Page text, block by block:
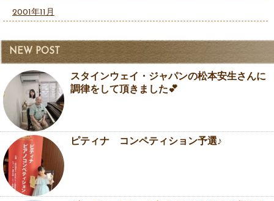
2001年11月
NEW POST
スタインウェイ・ジャパンの松本安生さんに
調律をして頂きました💕
ピティナ コンペティション予選♪